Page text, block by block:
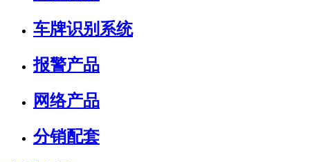
车牌识别系统
报警产品
网络产品
分销配套